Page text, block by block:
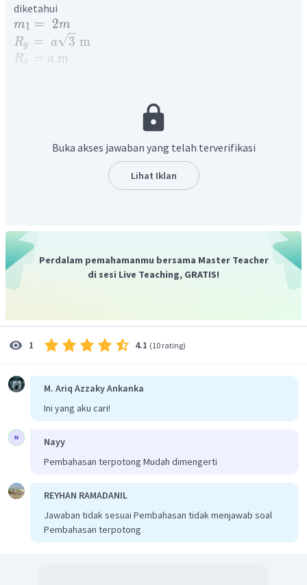
diketahui
m1 = 2m
Ry = a 3 m
R x = a m
Hukum gravitasi universal Newton menyatakan bahwa
benda di alam semesta saling tarik menarik dengan gaya
yang berbanding lurus dengan hasil dari massa dan
berbanding terbalik dengan kuadrat dari jarak antara
Terhadap sumbu X:
Resultan F
Jadi, besar resultan gaya dan tangen arahnya yaitu
.
Buka akses jawaban yang telah terverifikasi
Lihat Iklan
Perdalam pemahamanmu bersama Master Teacher
di sesi Live Teaching, GRATIS!
1 4.1 (10 rating)
M. Ariq Azzaky Ankanka
Ini yang aku cari!
Nayy
Pembahasan terpotong Mudah dimengerti
REYHAN RAMADANIL
Jawaban tidak sesuai Pembahasan tidak menjawab soal
Pembahasan terpotong